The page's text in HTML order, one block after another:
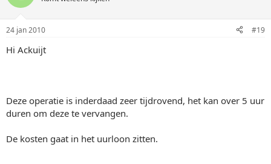
24 jan 2010 #19
Hi Ackuijt
Deze operatie is inderdaad zeer tijdrovend, het kan over 5 uur
duren om deze te vervangen.
De kosten gaat in het uurloon zitten.